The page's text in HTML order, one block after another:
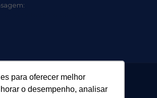
para oferecer melhor
o desempenho, analisar